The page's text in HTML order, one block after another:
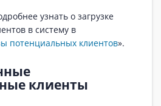
узнать о загрузке
в систему в
потенциальных клиентов».
клиенты